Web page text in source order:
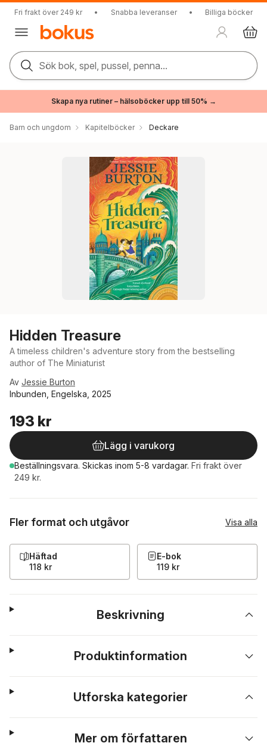
Fri frakt över 249 kr • Snabba leveranser • Billiga böcker
Sök bok, spel, pussel, penna...
Skapa nya rutiner – hälsoböcker upp till 50% →
Barn och ungdom Kapitelböcker Deckare
Hidden Treasure
A timeless children's adventure story from the bestselling
author of The Miniaturist
Av Jessie Burton
Inbunden, Engelska, 2025
193 kr
Lägg i varukorg
Beställningsvara. Skickas inom 5-8 vardagar. Fri frakt över
249 kr.
Fler format och utgåvor Visa alla
Häftad
118 kr
E-bok
119 kr
Beskrivning
Produktinformation
Utforska kategorier
Mer om författaren